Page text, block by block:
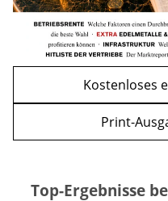
Kostenloses
Print-
Top-Ergebnisse